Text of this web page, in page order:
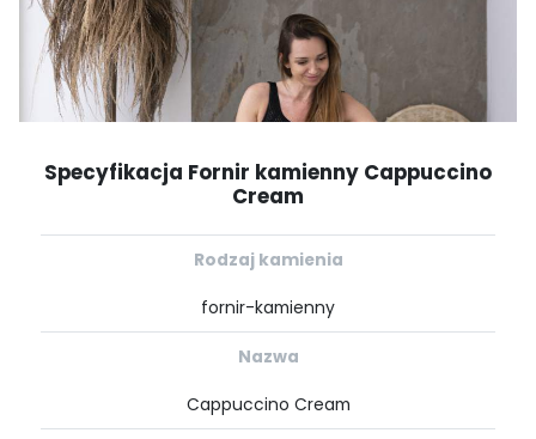
Specyfikacja Fornir kamienny Cappuccino
Cream
Rodzaj kamienia
fornir-kamienny
Nazwa
Cappuccino Cream